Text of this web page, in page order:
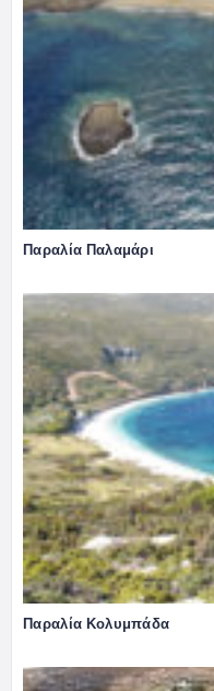
Παραλία Παλαμάρι
Παραλία Κολυμπάδα